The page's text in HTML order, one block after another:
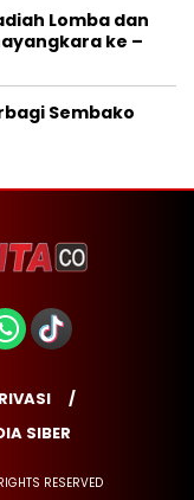
Lomba dan
ke –
Sembako
SIBER
RESERVED